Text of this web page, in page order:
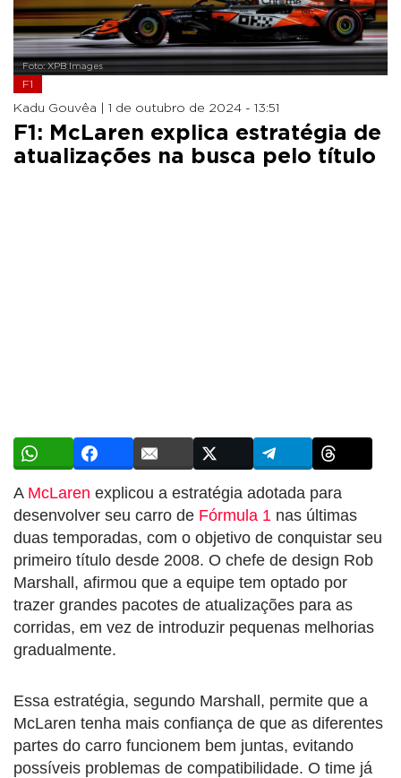
Foto: XPB Images
F1
Kadu Gouvêa | 1 de outubro de 2024 - 13:51
F1: McLaren explica estratégia de
atualizações na busca pelo título
A McLaren explicou a estratégia adotada para
desenvolver seu carro de Fórmula 1 nas últimas
duas temporadas, com o objetivo de conquistar seu
primeiro título desde 2008. O chefe de design Rob
Marshall, afirmou que a equipe tem optado por
trazer grandes pacotes de atualizações para as
corridas, em vez de introduzir pequenas melhorias
gradualmente.
Essa estratégia, segundo Marshall, permite que a
McLaren tenha mais confiança de que as diferentes
partes do carro funcionem bem juntas, evitando
possíveis problemas de compatibilidade. O time já